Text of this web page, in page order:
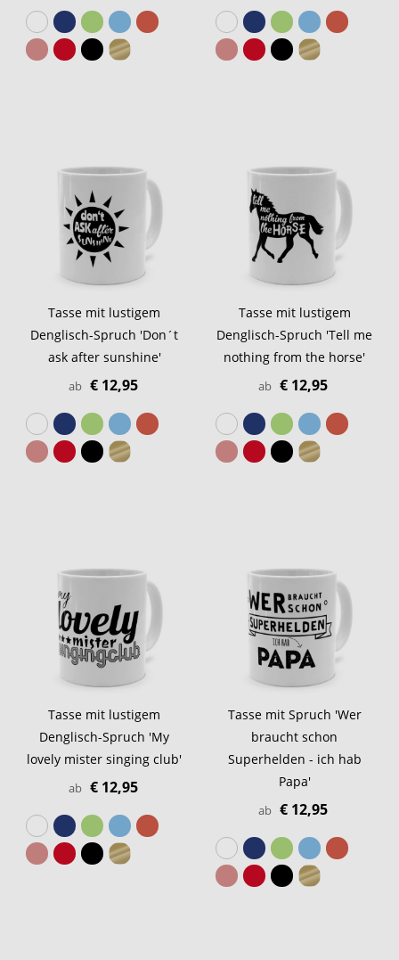
Tasse mit lustigem
Denglisch-Spruch 'Don´t
ask after sunshine'
ab € 12,95
Tasse mit lustigem
Denglisch-Spruch 'Tell me
nothing from the horse'
ab € 12,95
Tasse mit lustigem
Denglisch-Spruch 'My
lovely mister singing club'
ab € 12,95
Tasse mit Spruch 'Wer
braucht schon
Superhelden - ich hab
Papa'
ab € 12,95